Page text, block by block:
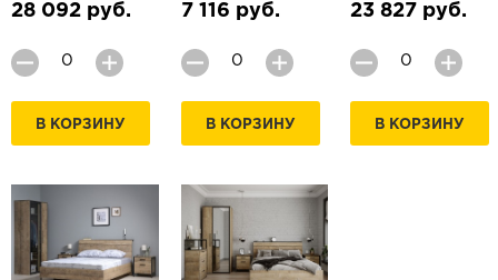
28 092 руб.
В КОРЗИНУ
7 116 руб.
В КОРЗИНУ
23 827 руб.
В КОРЗИНУ